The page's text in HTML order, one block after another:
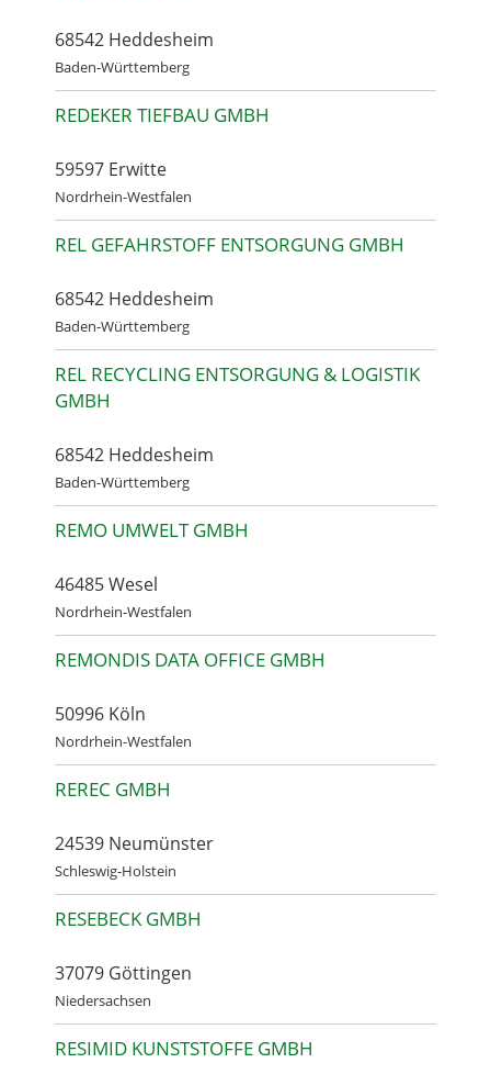
68542 Heddesheim
Baden-Württemberg
REDEKER TIEFBAU GMBH
59597 Erwitte
Nordrhein-Westfalen
REL GEFAHRSTOFF ENTSORGUNG GMBH
68542 Heddesheim
Baden-Württemberg
REL RECYCLING ENTSORGUNG & LOGISTIK
GMBH
68542 Heddesheim
Baden-Württemberg
REMO UMWELT GMBH
46485 Wesel
Nordrhein-Westfalen
REMONDIS DATA OFFICE GMBH
50996 Köln
Nordrhein-Westfalen
REREC GMBH
24539 Neumünster
Schleswig-Holstein
RESEBECK GMBH
37079 Göttingen
Niedersachsen
RESIMID KUNSTSTOFFE GMBH